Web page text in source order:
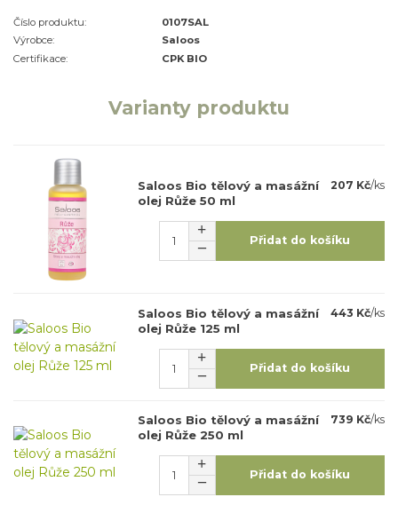
Číslo produktu:
0107SAL
Výrobce:
Saloos
Certifikace:
CPK BIO
Varianty produktu
Saloos Bio tělový a masážní
olej Růže 50 ml
207 Kč/ks
Přidat do košíku
Saloos Bio tělový a masážní
olej Růže 125 ml
443 Kč/ks
Přidat do košíku
Saloos Bio tělový a masážní
olej Růže 250 ml
739 Kč/ks
Přidat do košíku